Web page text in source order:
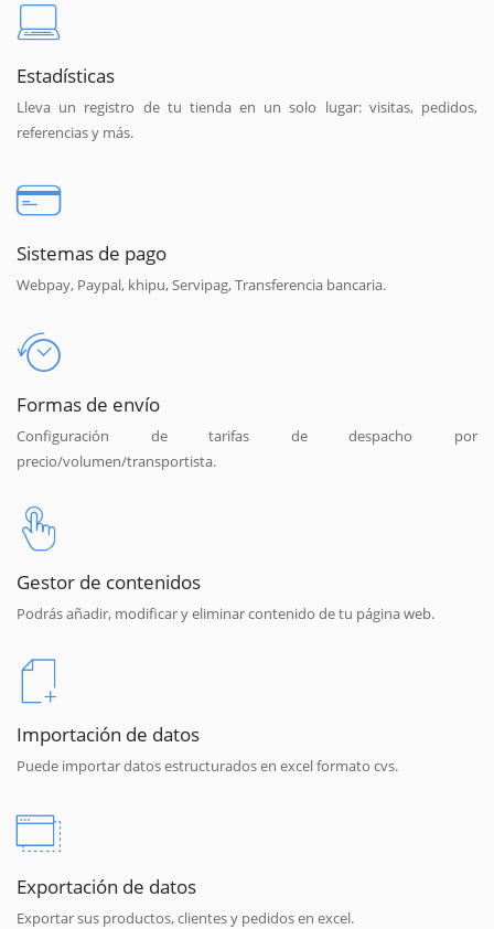
Estadísticas
Lleva un registro de tu tienda en un solo lugar: visitas, pedidos,
referencias y más.
Sistemas de pago
Webpay, Paypal, khipu, Servipag, Transferencia bancaria.
Formas de envío
Configuración de tarifas de despacho por
precio/volumen/transportista.
Gestor de contenidos
Podrás añadir, modificar y eliminar contenido de tu página web.
Importación de datos
Puede importar datos estructurados en excel formato cvs.
Exportación de datos
Exportar sus productos, clientes y pedidos en excel.